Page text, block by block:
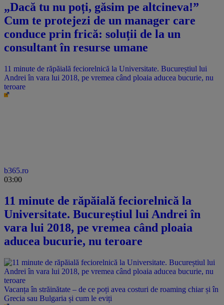
„Dacă tu nu poți, găsim pe altcineva!”
Cum te protejezi de un manager care
conduce prin frică: soluții de la un
consultant în resurse umane
11 minute de răpăială feciorelnică la Universitate. Bucureștiul lui
Andrei în vara lui 2018, pe vremea când ploaia aducea bucurie, nu
teroare
b365.ro
03:00
11 minute de răpăială feciorelnică la
Universitate. Bucureștiul lui Andrei în
vara lui 2018, pe vremea când ploaia
aducea bucurie, nu teroare
Vacanța în străinătate – de ce poți avea costuri de roaming chiar și în
Grecia sau Bulgaria și cum le eviți